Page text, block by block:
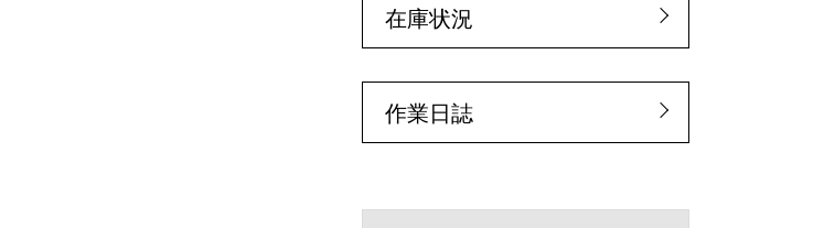
在庫状況
作業日誌